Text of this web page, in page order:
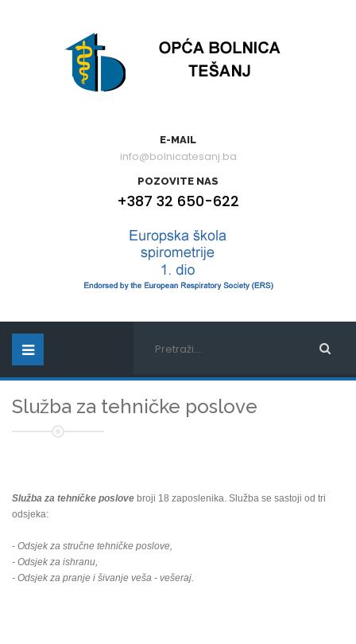
E-MAIL
info@bolnicatesanj.ba
POZOVITE NAS
+387 32 650-622
Služba za tehničke poslove
Služba za tehničke poslove broji 18 zaposlenika. Služba se sastoji od tri
odsjeka:
- Odsjek za stručne tehničke poslove,
- Odsjek za ishranu,
- Odsjek za pranje i šivanje veša - vešeraj.